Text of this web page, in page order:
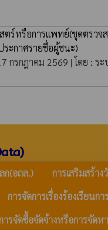
ตร์หรือการแพทย์(ชุดตรวจ
ระกาศรายชื่อผู้ชนะ)
กรกฎาคม 2569 | โดย : ร
ก(อถล.)
การเสริมสร้า
การจัดการเรื่องร้องเรียนก
ารจัดซื้อจัดจ้างหรือการจัด